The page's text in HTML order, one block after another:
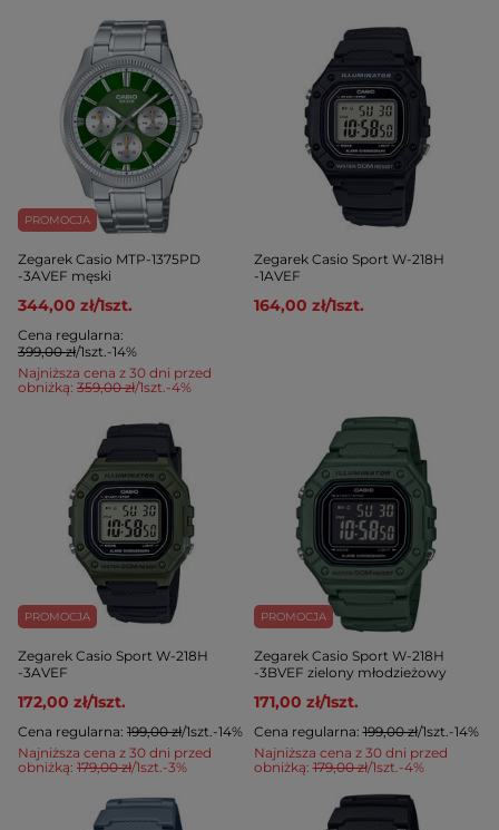
PROMOCJA
Zegarek Casio MTP-1375PD
-3AVEF męski
344,00 zł/1szt.
Najniższa cena z 30 dni przed
obniżką: 359,00 zł/1szt.-4%
Cena regularna:
399,00 zł/1szt.-14%
Zegarek Casio Sport W-218H
-1AVEF
164,00 zł/1szt.
PROMOCJA
Zegarek Casio Sport W-218H
-3AVEF
172,00 zł/1szt.
Najniższa cena z 30 dni przed
obniżką: 179,00 zł/1szt.-3%
Cena regularna: 199,00 zł/1szt.-14%
PROMOCJA
Zegarek Casio Sport W-218H
-3BVEF zielony młodzieżowy
171,00 zł/1szt.
Najniższa cena z 30 dni przed
obniżką:179,00 zł/1szt.-4%
Cena regularna:199,00 zł/1szt.-14%